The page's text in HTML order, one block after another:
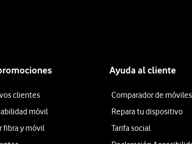
clientes
móvil
fibra y móvil
Ayuda al cliente
Comparador de móviles
Repara tu dispositivo
Tarifa social